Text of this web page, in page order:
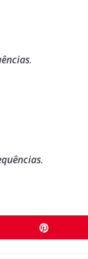
.
.